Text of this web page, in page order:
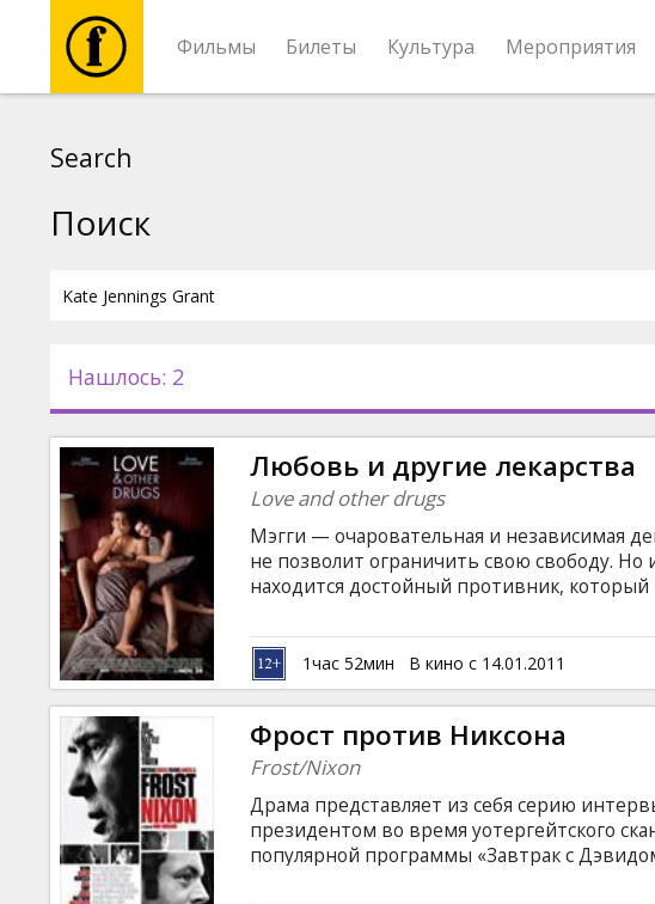
Фильмы Билеты Культура Мероприятия
Новости
Подарки
Кинозакуски
B2B
Клуб
Search
Поиск
Нашлось: 2
Любовь и другие лекарства
Love and other drugs
Мэгги — очаровательная и независимая
не позволит ограничить свою свободу.
находится достойный противник, который
на клиентов из беспощадного
обнаруживают, что попали под действие
любви.
1час 52мин В кино с 14.01.2011
Фрост против Никсона
Frost/Nixon
Драма представляет из себя серию
президентом во время уотергейтского
популярной программы «Завтрак с